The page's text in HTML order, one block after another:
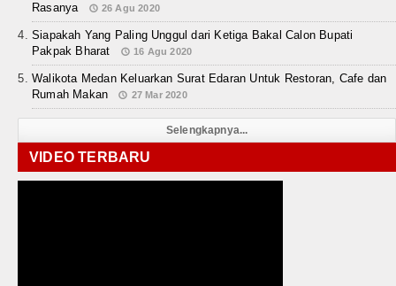
Rasanya
26 Agu 2020
Siapakah Yang Paling Unggul dari Ketiga Bakal Calon Bupati
Pakpak Bharat
16 Agu 2020
Walikota Medan Keluarkan Surat Edaran Untuk Restoran, Cafe dan
Rumah Makan
27 Mar 2020
Selengkapnya...
VIDEO TERBARU